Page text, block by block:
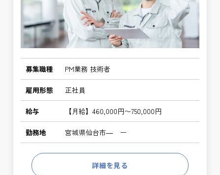
募集職種 PM業務 技術者
雇用形態 正社員
給与 【月給】460,000円〜750,000円
勤務地 宮城県仙台市― ー
詳細を見る